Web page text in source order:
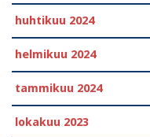
huhtikuu 2024
helmikuu 2024
tammikuu 2024
lokakuu 2023